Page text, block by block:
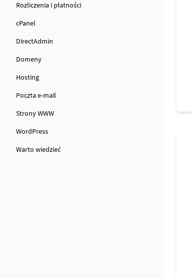
Rozliczenia i płatności
cPanel
DirectAdmin
Domeny
Hosting
Poczta e-mail
Strony WWW
WordPress
Warto wiedzieć